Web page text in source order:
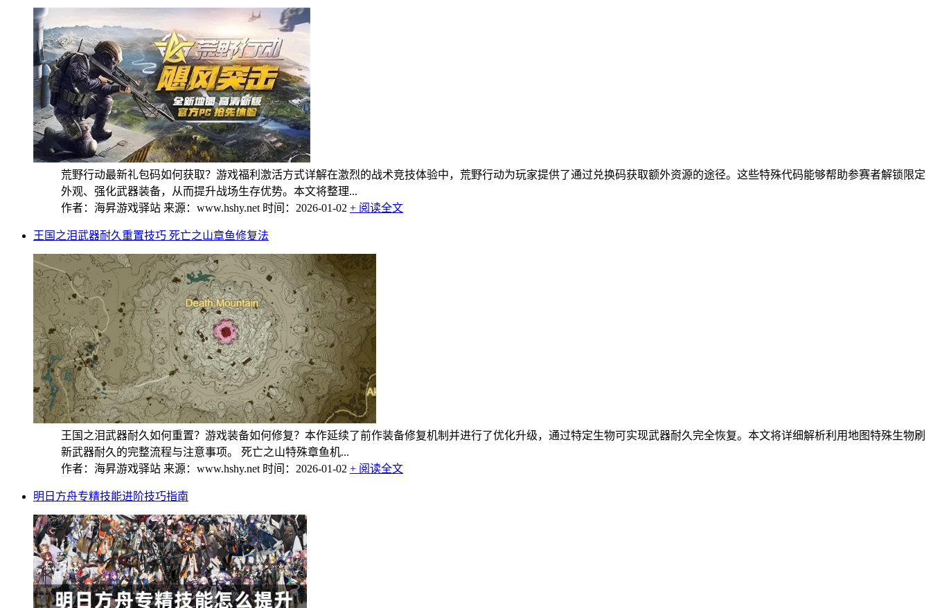
荒野行动最新礼包码如何获取？游戏福利激活方式详解在激烈的战术竞技体验中，荒野行动为玩家提供了通过兑换码获取额外资源的途径。这些特殊代码能够帮助参赛者解锁限定
外观、强化武器装备，从而提升战场生存优势。本文将整理...
作者：海昇游戏驿站 来源：www.hshy.net 时间：2026-01-02 + 阅读全文
王国之泪武器耐久重置技巧 死亡之山章鱼修复法
王国之泪武器耐久如何重置？游戏装备如何修复？本作延续了前作装备修复机制并进行了优化升级，通过特定生物可实现武器耐久完全恢复。本文将详细解析利用地图特殊生物刷
新武器耐久的完整流程与注意事项。 死亡之山特殊章鱼机...
作者：海昇游戏驿站 来源：www.hshy.net 时间：2026-01-02 + 阅读全文
明日方舟专精技能进阶技巧指南